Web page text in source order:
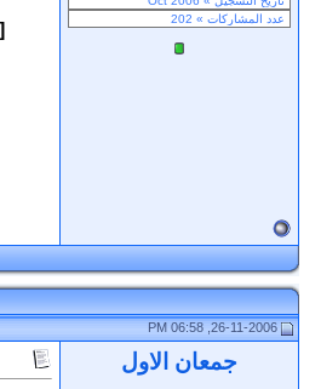
26-11-2006, 06:58 PM
جمعان الاول